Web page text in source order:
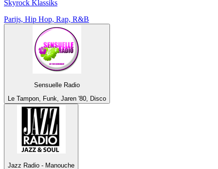
Skyrock Klassiks
Parijs, Hip Hop, Rap, R&B
Sensuelle Radio
Le Tampon, Funk, Jaren '80, Disco
Jazz Radio - Manouche